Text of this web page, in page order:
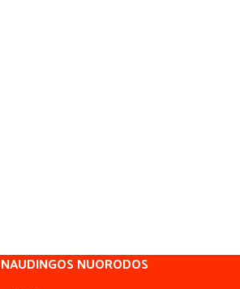
NAUDINGOS NUORODOS